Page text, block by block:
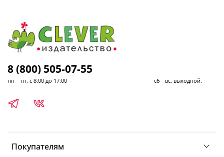
Покупателям
8 (800) 505-07-55
пн – пт. с 8:00 до 17:00 сб - вс. выходной.